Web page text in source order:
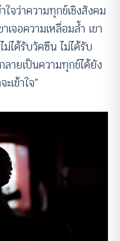
จว่าความทุกข์เชิงสังคม
เจอความเหลื่อมล้ำ เขา
ม่ได้รับวัคซีน ไม่ได้รับ
ายเป็นความทุกข์ได้ยัง
เข้าใจ”